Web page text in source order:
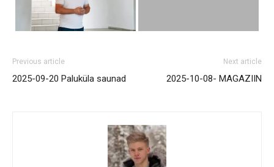
Previous article
2025-09-20 Paluküla saunad
Next article
2025-10-08- MAGAZIIN